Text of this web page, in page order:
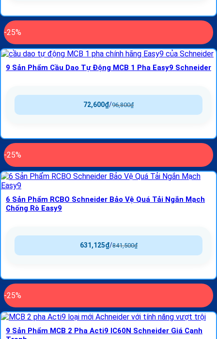
-25%
9 Sản Phẩm Cầu Dao Tự Động MCB 1 Pha Easy9 Schneider
96,800₫
/
72,600₫
-25%
6 Sản Phẩm RCBO Schneider Bảo Vệ Quá Tải Ngắn Mạch
Chống Rò Easy9
841,500₫
/
631,125₫
-25%
9 Sản Phẩm MCB 2 Pha Acti9 IC60N Schneider Giá Cạnh